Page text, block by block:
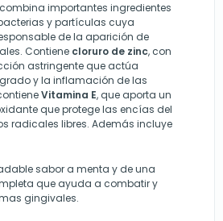
importantes ingredientes
y partículas cuya
de la aparición de
Contiene cloruro de zinc, con
astringente que actúa
y la inflamación de las
Vitamina E, que aporta un
que protege las encías del
radicales libres. Además incluye
sabor a menta y de una
que ayuda a combatir y
gingivales.